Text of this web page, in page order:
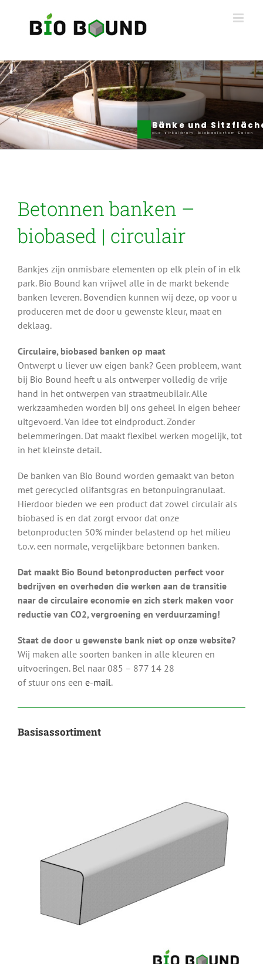
aus zirkulärem, biobasiertem Beton
Bänke und
Betonnen banken –
biobased | circulair
Bankjes zijn onmisbare elementen op elk plein of in elk
park. Bio Bound kan vrijwel alle in de markt bekende
banken leveren. Bovendien kunnen wij deze, op voor u
produceren met de door u gewenste kleur, maat en
deklaag.
Circulaire, biobased banken op maat
Ontwerpt u liever uw eigen bank? Geen probleem, want
bij Bio Bound heeft u als ontwerper volledig de vrije
hand in het ontwerpen van straatmeubilair. Alle
werkzaamheden worden bij ons geheel in eigen beheer
uitgevoerd. Van idee tot eindproduct. Zonder
belemmeringen. Dat maakt flexibel werken mogelijk, tot
in het kleinste detail.
De banken van Bio Bound worden gemaakt van beton
met gerecycled olifantsgras en betonpuingranulaat.
Hierdoor bieden we een product dat zowel circulair als
biobased is en dat zorgt ervoor dat onze
betonproducten 50% minder belastend op het milieu
t.o.v. een normale, vergelijkbare betonnen banken.
Dat maakt Bio Bound betonproducten perfect voor
bedrijven en overheden die werken aan de transitie
naar de circulaire economie en zich sterk maken voor
reductie van CO2, vergroening en verduurzaming!
Staat de door u gewenste bank niet op onze website?
Wij maken alle soorten banken in alle kleuren en
uitvoeringen. Bel naar 085 – 877 14 28
of stuur ons een e-mail.
Basisassortiment